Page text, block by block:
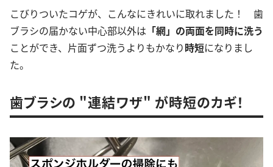
こびりついたコゲが、こんなにきれいに取れました！ 歯
ブラシの届かない中心部以外は 「網」の両面を同時に洗う
ことができ、片面ずつ洗うよりもかなり時短になりまし
た。
歯ブラシの "連結ワザ" が時短のカギ！